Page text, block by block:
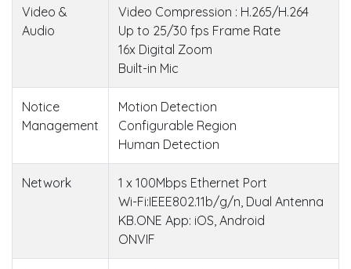
Video &
Audio
Video Compression : H.265/H.264
Up to 25/30 fps Frame Rate
16x Digital Zoom
Built-in Mic
Notice
Management
Motion Detection
Configurable Region
Human Detection
Network
1 x 100Mbps Ethernet Port
Wi-Fi:IEEE802.11b/g/n, Dual Antenna
KB.ONE App: iOS, Android
ONVIF